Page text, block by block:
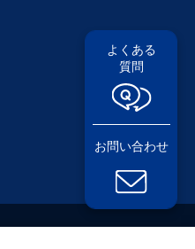
よくある
質問
お問い合わせ